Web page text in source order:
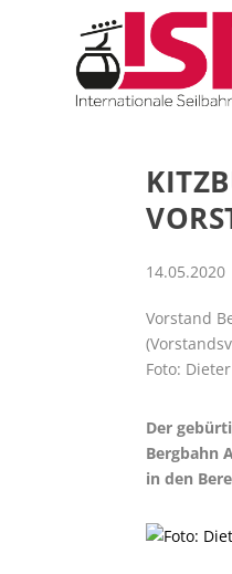
14.05.2020
Vorstand
Foto:
Der
Bergbahn
in den